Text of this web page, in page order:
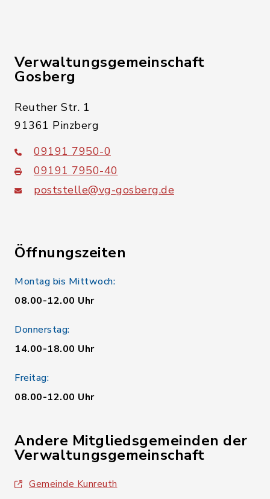
Verwaltungsgemeinschaft
Gosberg
Reuther Str. 1
91361 Pinzberg
09191 7950-0
09191 7950-40
poststelle@vg-gosberg.de
Öffnungszeiten
Montag bis Mittwoch:
08.00-12.00 Uhr
Donnerstag:
14.00-18.00 Uhr
Freitag:
08.00-12.00 Uhr
Andere Mitgliedsgemeinden der
Verwaltungsgemeinschaft
Gemeinde Kunreuth